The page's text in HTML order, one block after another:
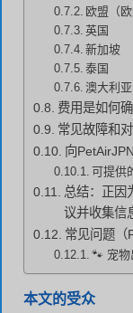
欧盟（欧
英国
新加坡
泰国
澳大利亚
费用是如何确
常见故障和
向
可提供
总结：正因
议并收集信
常见问题（
🐾 宠
本文的受众